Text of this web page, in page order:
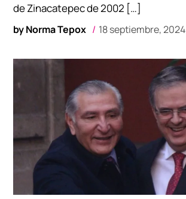
byNorma Tepox 18 septiembre, 2024
de Zinacatepec de 2002 […]